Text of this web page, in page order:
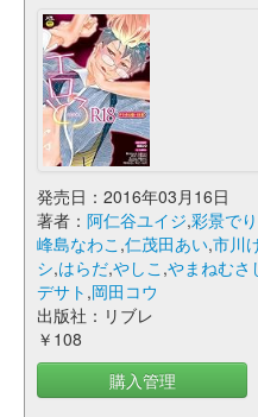
発売日：2016年03月16日
著者： 阿仁谷ユイジ,彩景で
峰島なわこ ,仁茂田あい,市川
シ,はらだ,やしこ ,やまねむさ
デサト ,岡田コウ
出版社：リブレ
￥108
購入管理